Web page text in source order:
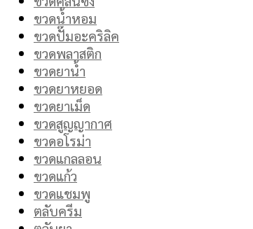
ขวดน้ำหอม
ขวดปั๊มอะคริลิค
ขวดพลาสติก
ขวดยาน้ำ
ขวดยาหยอด
ขวดยาเม็ด
ขวดสูญญากาศ
ขวดอโรม่า
ขวดแกลลอน
ขวดแก้ว
ขวดแชมพู
ตลับครีม